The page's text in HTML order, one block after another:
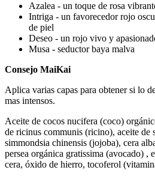
Azalea - un toque de rosa
Intriga - un favorecedor rojo
de piel
Deseo - un rojo vivo y
Musa - seductor baya malva
Consejo MaiKai
Aplica varias capas para obtener si lo
mas intensos.
Aceite de cocos nucifera (coco)
de ricinus communis (ricino), aceite de
simmondsia chinensis (jojoba), cera
persea orgánica gratissima (avocado) ,
cera, óxido de hierro, tocoferol